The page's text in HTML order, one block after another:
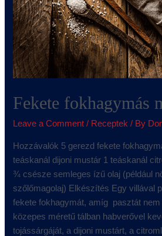
Fekete fokhagymás
Leave a Comment / Receptek / By
Hozzávalók 5 gerezd fekete
teáskanál dijoni mustár 1 teáskanál
¾ csésze semleges ízű olaj (például
szőlőmagolaj) Elkészítés Egy villával
fekete fokhagymát, amíg pasztát
közepes méretű tálban habverővel
tojássárgáját, a dijoni mustárt, a